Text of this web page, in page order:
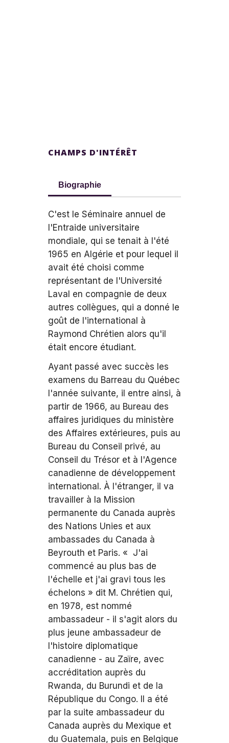
CHAMPS D'INTÉRÊT
Biographie
C'est le Séminaire annuel de
l'Entraide universitaire
mondiale, qui se tenait à l'été
1965 en Algérie et pour lequel il
avait été choisi comme
représentant de l'Université
Laval en compagnie de deux
autres collègues, qui a donné le
goût de l'international à
Raymond Chrétien alors qu'il
était encore étudiant.
Ayant passé avec succès les
examens du Barreau du Québec
l'année suivante, il entre ainsi, à
partir de 1966, au Bureau des
affaires juridiques du ministère
des Affaires extérieures, puis au
Bureau du Conseil privé, au
Conseil du Trésor et à l'Agence
canadienne de développement
international. À l'étranger, il va
travailler à la Mission
permanente du Canada auprès
des Nations Unies et aux
ambassades du Canada à
Beyrouth et Paris. « J'ai
commencé au plus bas de
l'échelle et j'ai gravi tous les
échelons » dit M. Chrétien qui,
en 1978, est nommé
ambassadeur - il s'agit alors du
plus jeune ambassadeur de
l'histoire diplomatique
canadienne - au Zaïre, avec
accréditation auprès du
Rwanda, du Burundi et de la
République du Congo. Il a été
par la suite ambassadeur du
Canada auprès du Mexique et
du Guatemala, puis en Belgique